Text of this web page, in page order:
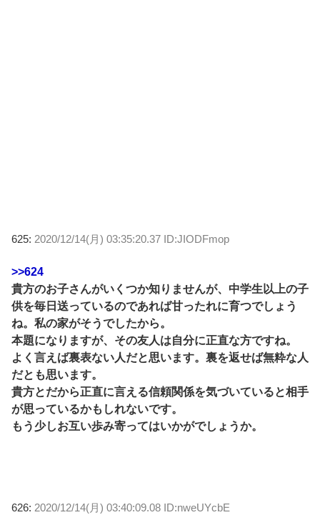
625: 2020/12/14(月) 03:35:20.37 ID:JIODFmop
>>624
貴方のお子さんがいくつか知りませんが、中学生以上の子
供を毎日送っているのであれば甘ったれに育つでしょう
ね。私の家がそうでしたから。
本題になりますが、その友人は自分に正直な方ですね。
よく言えば裏表ない人だと思います。裏を返せば無粋な人
だとも思います。
貴方とだから正直に言える信頼関係を気づいていると相手
が思っているかもしれないです。
もう少しお互い歩み寄ってはいかがでしょうか。
626: 2020/12/14(月) 03:40:09.08 ID:nweUYcbE